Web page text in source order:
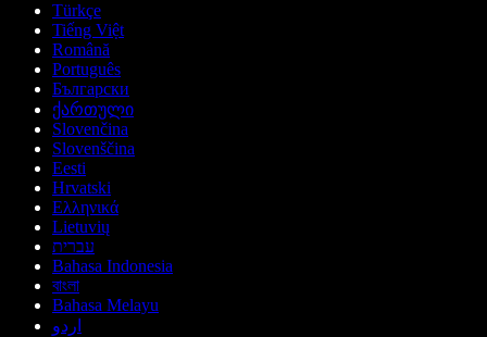
Türkçe
Tiếng Việt
Română
Português
Български
ქართული
Slovenčina
Slovenščina
Eesti
Hrvatski
Ελληνικά
Lietuvių
עברית
Bahasa Indonesia
বাংলা
Bahasa Melayu
اردو